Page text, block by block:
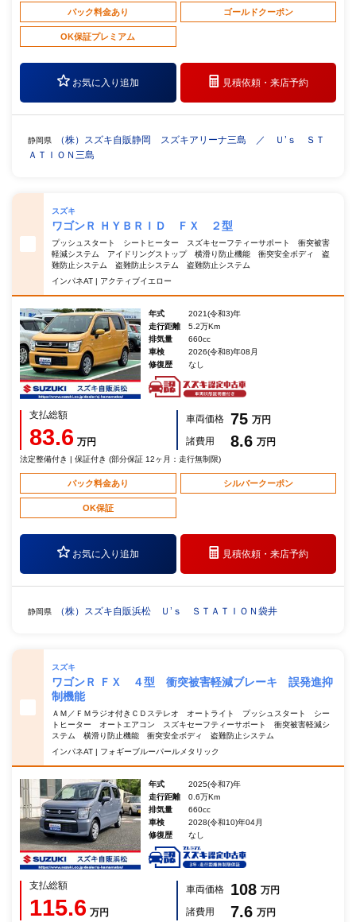
パック料金あり ゴールドクーポン
OK保証プレミアム
お気に入り追加 見積依頼・来店予約
静岡県
（株）スズキ自販静岡 スズキアリーナ三島 ／ Ｕ’ｓ ＳＴ
ＡＴＩＯＮ三島
スズキ
ワゴンＲ ＨＹＢＲＩＤ ＦＸ ２型
プッシュスタート シートヒーター スズキセーフティーサポート 衝突被害
軽減システム アイドリングストップ 横滑り防止機能 衝突安全ボディ 盗
難防止システム 盗難防止システム 盗難防止システム
インパネAT | アクティブイエロー
年式
2021(令和3)年
走行距離
5.2万Km
排気量
660cc
車検
2026(令和8)年08月
修復歴
なし
支払総額
83.6 万円
車両価格 75 万円
諸費用
8.6 万円
法定整備付き | 保証付き (部分保証 12ヶ月：走行無制限)
パック料金あり シルバークーポン
OK保証
お気に入り追加 見積依頼・来店予約
静岡県 （株）スズキ自販浜松 Ｕ’ｓ ＳＴＡＴＩＯＮ袋井
スズキ
ワゴンＲ ＦＸ ４型 衝突被害軽減ブレーキ 誤発進抑
制機能
ＡＭ／ＦＭラジオ付きＣＤステレオ オートライト プッシュスタート シー
トヒーター オートエアコン スズキセーフティーサポート 衝突被害軽減シ
ステム 横滑り防止機能 衝突安全ボディ 盗難防止システム
インパネAT | フォギーブルーパールメタリック
年式
2025(令和7)年
走行距離
0.6万Km
排気量
660cc
車検
2028(令和10)年04月
修復歴
なし
支払総額
115.6 万円
車両価格 108 万円
諸費用
7.6 万円